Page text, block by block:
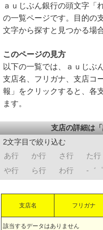
ａｕじぶん銀行の頭文字「
の一覧ページです。目的の
文字から探すと見つかる場
このページの見方
以下の一覧では、ａｕじぶ
支店名、フリガナ、支店コ
報」をクリックすると、各
ます。
支店の詳細は
2文字目で絞り込む
あ行 か行 さ行 た行
や行
ら行 わ行 -゛゜
支店名 フリガナ
該当するデータはありません